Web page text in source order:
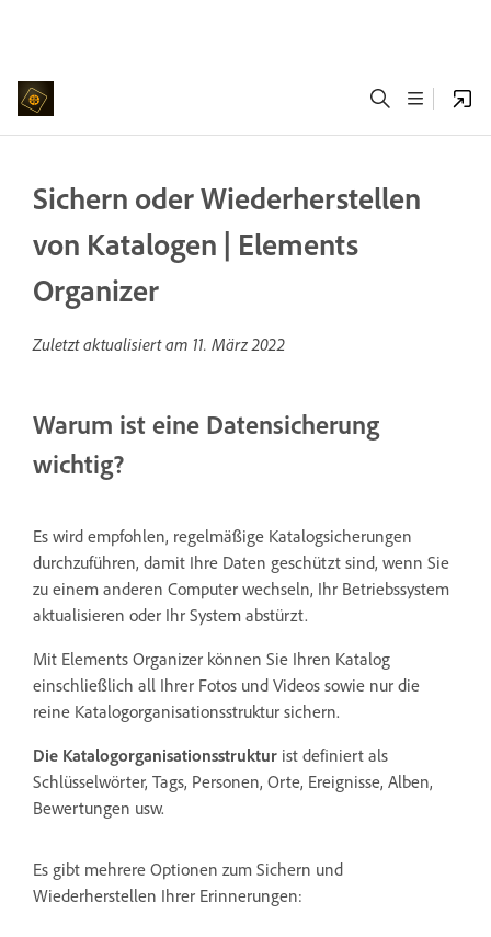
Sichern oder Wiederherstellen
von Katalogen | Elements
Organizer
Zuletzt aktualisiert am 11. März 2022
Warum ist eine Datensicherung
wichtig?
Es wird empfohlen, regelmäßige Katalogsicherungen
durchzuführen, damit Ihre Daten geschützt sind, wenn Sie
zu einem anderen Computer wechseln, Ihr Betriebssystem
aktualisieren oder Ihr System abstürzt.
Mit Elements Organizer können Sie Ihren Katalog
einschließlich all Ihrer Fotos und Videos sowie nur die
reine Katalogorganisationsstruktur sichern.
Die Katalogorganisationsstruktur ist definiert als
Schlüsselwörter, Tags, Personen, Orte, Ereignisse, Alben,
Bewertungen usw.
Es gibt mehrere Optionen zum Sichern und
Wiederherstellen Ihrer Erinnerungen: